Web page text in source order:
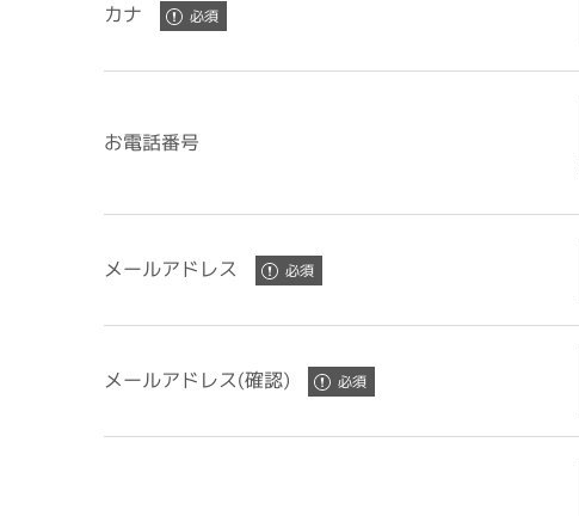
カナ
お電話番号
メールアドレス
メールアドレス(確認)